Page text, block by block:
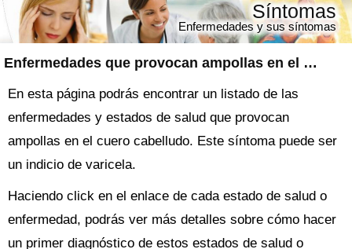
Enfermedades que provocan ampollas en el cuero cabelludo
Síntomas
Enfermedades y sus síntomas
En esta página podrás encontrar un listado de las
enfermedades y estados de salud que provocan
ampollas en el cuero cabelludo. Este síntoma puede ser
un indicio de varicela.
Haciendo click en el enlace de cada estado de salud o
enfermedad, podrás ver más detalles sobre cómo hacer
un primer diagnóstico de estos estados de salud o